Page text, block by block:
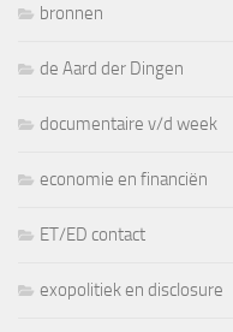
bronnen
de Aard der Dingen
documentaire v/d week
economie en financiën
ET/ED contact
exopolitiek en disclosure